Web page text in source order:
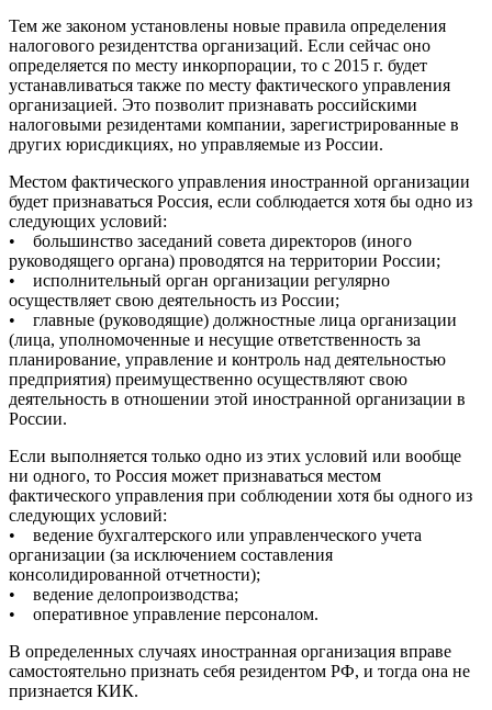
Тем же законом установлены новые правила определения
налогового резидентства организаций. Если сейчас оно
определяется по месту инкорпорации, то с 2015 г. будет
устанавливаться также по месту фактического управления
организацией. Это позволит признавать российскими
налоговыми резидентами компании, зарегистрированные в
других юрисдикциях, но управляемые из России.
Местом фактического управления иностранной организации
будет признаваться Россия, если соблюдается хотя бы одно из
следующих условий:
• большинство заседаний совета директоров (иного
руководящего органа) проводятся на территории России;
• исполнительный орган организации регулярно
осуществляет свою деятельность из России;
• главные (руководящие) должностные лица организации
(лица, уполномоченные и несущие ответственность за
планирование, управление и контроль над деятельностью
предприятия) преимущественно осуществляют свою
деятельность в отношении этой иностранной организации в
России.
Если выполняется только одно из этих условий или вообще
ни одного, то Россия может признаваться местом
фактического управления при соблюдении хотя бы одного из
следующих условий:
• ведение бухгалтерского или управленческого учета
организации (за исключением составления
консолидированной отчетности);
• ведение делопроизводства;
• оперативное управление персоналом.
В определенных случаях иностранная организация вправе
самостоятельно признать себя резидентом РФ, и тогда она не
признается КИК.